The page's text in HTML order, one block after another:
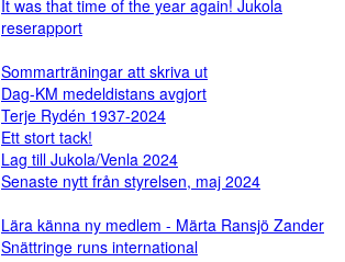
It was that time of the year again! Jukola
reserapport
Sommarträningar att skriva ut
Dag-KM medeldistans avgjort
Terje Rydén 1937-2024
Ett stort tack!
Lag till Jukola/Venla 2024
Senaste nytt från styrelsen, maj 2024
Lära känna ny medlem - Märta Ransjö Zander
Snättringe runs international